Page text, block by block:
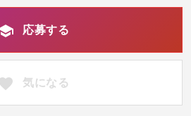
応募する
気になる